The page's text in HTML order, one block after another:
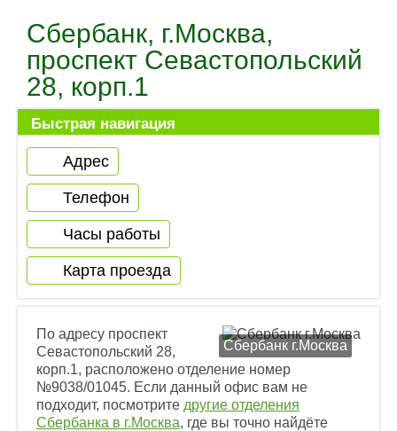
Сбербанк, г.Москва,
проспект Севастопольский
28, корп.1
Быстрая навигация
Адрес
Телефон
Часы работы
Карта проезда
Сбербанк г.Москва
По адресу проспект
Севастопольский 28,
корп.1, расположено отделение номер
№9038/01045. Если данный офис вам не
подходит, посмотрите другие отделения
Сбербанка в г.Москва, где вы точно найдёте